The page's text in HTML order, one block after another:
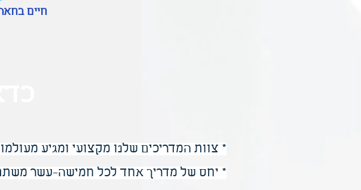
חיים
* צוות המדריכים שלנו מקצועי ומגיע
* יחס של מדריך אחד לכל חמישה-עשר